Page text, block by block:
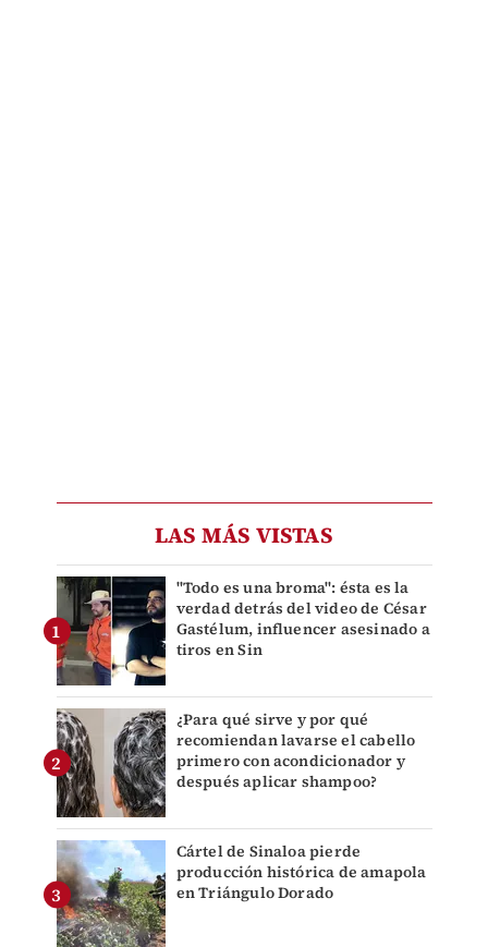
LAS MÁS VISTAS
"Todo es una broma": ésta es la
verdad detrás del video de César
Gastélum, influencer asesinado a
tiros en Sin
¿Para qué sirve y por qué
recomiendan lavarse el cabello
primero con acondicionador y
después aplicar shampoo?
Cártel de Sinaloa pierde
producción histórica de amapola
en Triángulo Dorado